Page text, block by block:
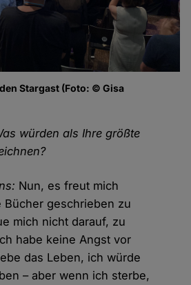
Stargast (Foto: © Gisa
würden als Ihre größte
Nun, es freut mich
Bücher geschrieben zu
mich nicht darauf, zu
habe keine Angst vor
das Leben, ich würde
– aber wenn ich sterbe,